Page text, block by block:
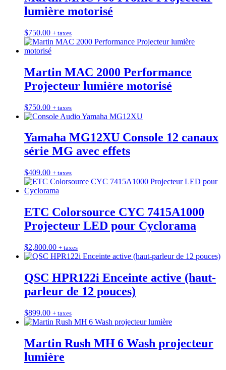
lumière motorisé
$750.00 + taxes
Martin MAC 2000 Performance
Projecteur lumière motorisé
$750.00 + taxes
Yamaha MG12XU Console 12 canaux
série MG avec effets
$409.00 + taxes
ETC Colorsource CYC 7415A1000
Projecteur LED pour Cyclorama
$2,800.00 + taxes
QSC HPR122i Enceinte active (haut-
parleur de 12 pouces)
$899.00 + taxes
Martin Rush MH 6 Wash projecteur
lumière